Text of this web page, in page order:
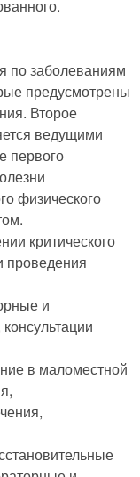
по заболеваниям
предусмотрены
Второе
ведущими
первого
физического
критического
проведения
и
в маломестной